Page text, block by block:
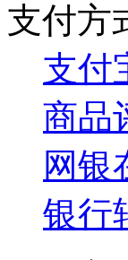
支付方
支付
商品
网银
银行